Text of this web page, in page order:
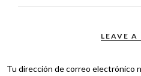
LEAVE A
Tu dirección de correo electrónico